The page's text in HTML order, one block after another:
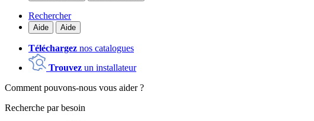
Rechercher
Aide Aide
Téléchargez nos catalogues
Trouvez un installateur
Comment pouvons-nous vous aider ?
Recherche par besoin